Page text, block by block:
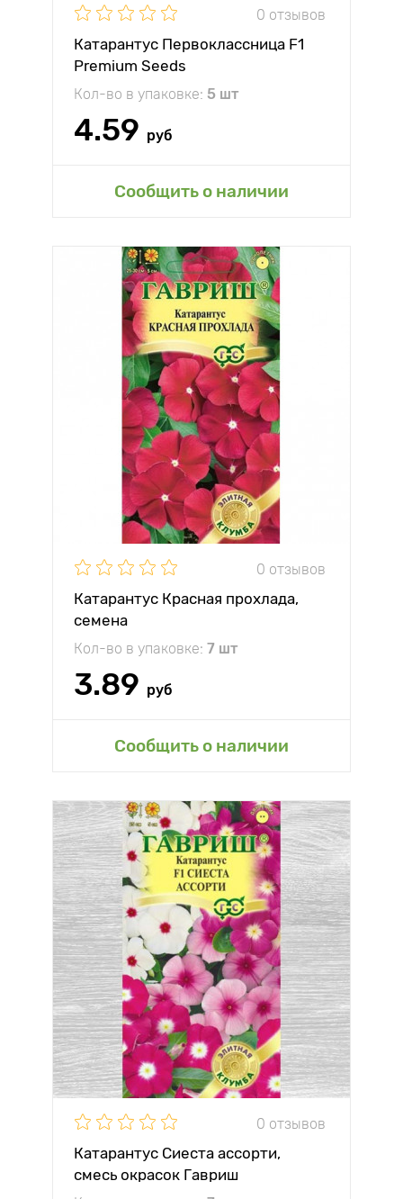
0 отзывов
Катарантус Первоклассница F1
Premium Seeds
Кол-во в упаковке: 5 шт
4.59 руб
Сообщить о наличии
0 отзывов
Катарантус Красная прохлада,
семена
Кол-во в упаковке: 7 шт
3.89 руб
Сообщить о наличии
0 отзывов
Катарантус Сиеста ассорти,
смесь окрасок Гавриш